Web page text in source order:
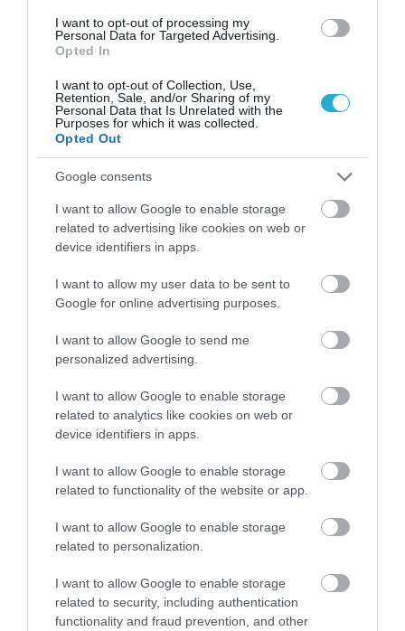
I want to opt-out of processing my
Personal Data for Targeted Advertising.
Opted In
I want to opt-out of Collection, Use,
Retention, Sale, and/or Sharing of my
Personal Data that Is Unrelated with the
Purposes for which it was collected.
Opted Out
Google consents
I want to allow Google to enable storage
related to advertising like cookies on web or
device identifiers in apps.
I want to allow my user data to be sent to
Google for online advertising purposes.
I want to allow Google to send me
personalized advertising.
I want to allow Google to enable storage
related to analytics like cookies on web or
device identifiers in apps.
I want to allow Google to enable storage
related to functionality of the website or app.
I want to allow Google to enable storage
related to personalization.
I want to allow Google to enable storage
related to security, including authentication
functionality and fraud prevention, and other
07.08.2026
Πώς αμείβονται όσοι εργαστούν τον
Δεκαπενταύγουστο
06.08.2026
ΕΒΕΠ: Συνάντηση συνεργασίας με τον Τάκη
Θεοδωρικάκο ενόψει ΔΕΘ